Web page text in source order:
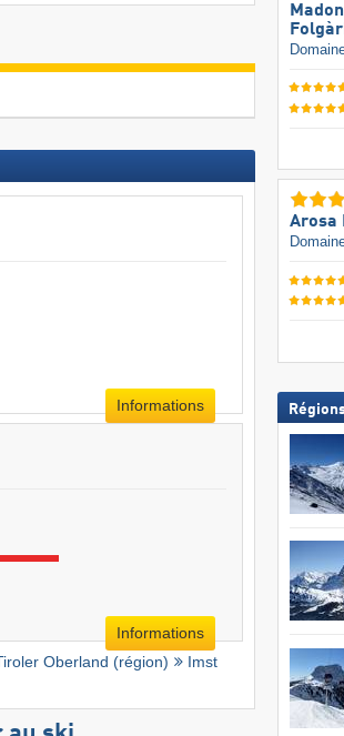
Informations
Informations
Oberland (région)
Imst
Arosa